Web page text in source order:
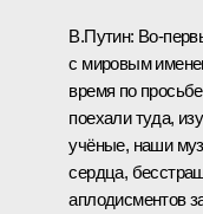
В.Путин: Во-
с мировым
время по
поехали туда,
учёные, наши
сердца,
аплодисментов